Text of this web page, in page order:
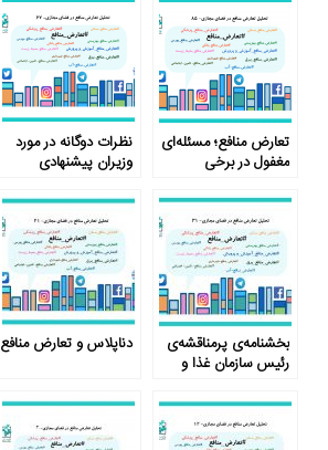
تعارض منافع؛ مسئله‌ای
مغفول در برخی
نظرات دوگانه در مورد
وزیران پیشنهادی
بخشنامه‌ی پرمناقشه‌ی
رئیس سازمان غذا و
دناپلاس و تعارض منافع